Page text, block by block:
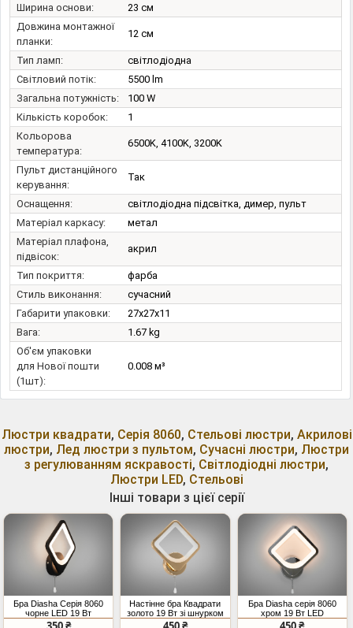
Ширина основи:
23 см
Довжина монтажної
планки:
12 см
Тип ламп:
світлодіодна
Світловий потік:
5500 lm
Загальна потужність:
100 W
Кількість коробок:
1
Кольорова
температура:
6500K, 4100K, 3200K
Пульт дистанційного
керування:
Так
Оснащення:
світлодіодна підсвітка, димер, пульт
Матеріал каркасу:
метал
Матеріал плафона,
підвісок:
акрил
Тип покриття:
фарба
Стиль виконання:
сучасний
Габарити упаковки:
27x27x11
Вага:
1.67 kg
Об'єм упаковки
для Нової пошти
(1шт):
0.008 м³
Люстри квадрати, Серія 8060, Стельові люстри, Акрилові
люстри, Лед люстри з пультом, Сучасні люстри, Люстри
з регулюванням яскравості, Світлодіодні люстри,
Люстри LED, Стельові
Інші товари з цієї серії
Бра Diasha Серія 8060
чорне LED 19 Вт
Настінне бра Квадрати
золото 19 Вт зі шнурком
Бра Diasha серія 8060
хром 19 Вт LED